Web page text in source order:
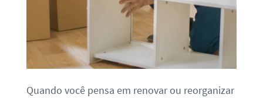
Quando você pensa em renovar ou reorganizar